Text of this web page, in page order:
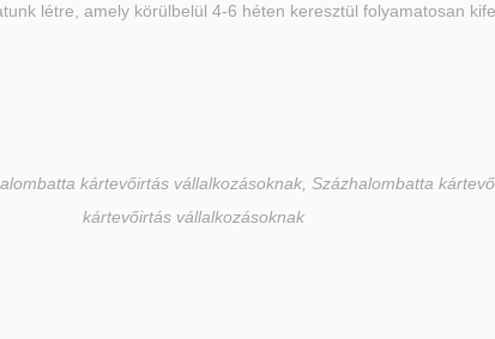
létre, amely körülbelül 4-6 héten keresztül folyamatosan
kártevőirtás vállalkozásoknak, Százhalombatta
kártevőirtás vállalkozásoknak